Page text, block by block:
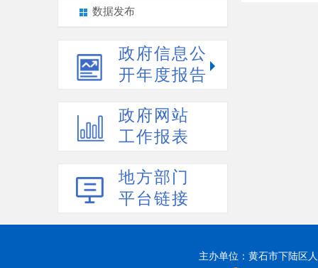
数据发布
政府信息公
开年度报告
政府网站
工作报表
地方部门
平台链接
主办单位：黄石市下陆区